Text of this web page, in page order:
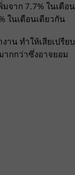
จาก 7.7% ในเดือน
ในเดือนเดียวกัน
าน ทำให้เสียเปรียบ
กกว่าซึ่งอาจยอม